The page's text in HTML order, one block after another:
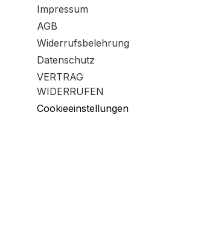
Impressum
AGB
Widerrufsbelehrung
Datenschutz
VERTRAG
WIDERRUFEN
Cookieeinstellungen